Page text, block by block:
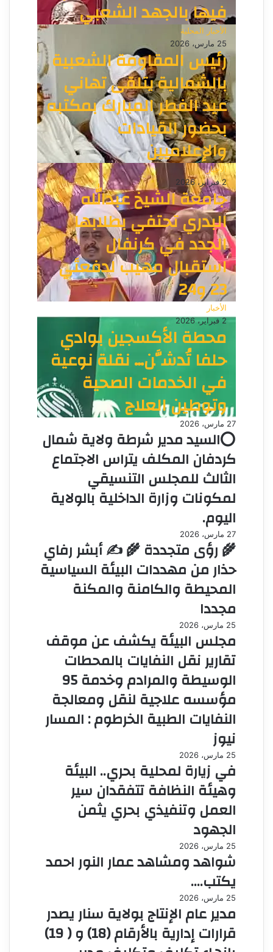
فيها بالجهد الشعبي
الأخبار المحلية
25 مارس، 2026
رئيس المقاومة الشعبية
بالشمالية يتلقى تهاني
عيد الفطر المبارك بمكتبه
بحضور القيادات
والإعلاميين
الأخبار
2 فبراير، 2026
جامعة الشيخ عبدالله
البدري تحتفي بطلابها
الجدد في كرنفال
استقبال مهيب لدفعتَي
23 و24
الأخبار
2 فبراير، 2026
محطة الأكسجين بوادي
حلفا تُدشَّن… نقلة نوعية
في الخدمات الصحية
وتوطين العلاج
27 مارس، 2026
⭕السيد مدير شرطة ولاية شمال
كردفان المكلف يتراس الاجتماع
الثالث للمجلس التنسيقي
لمكونات وزارة الداخلية بالولاية
اليوم.
27 مارس، 2026
🌾 رؤى متجددة 🌾 ✍️ أبشر رفاي
حذار من مهددات البيئة السياسية
المحيطة والكامنة والمكنة
مجددا
25 مارس، 2026
مجلس البيئة يكشف عن موقف
تقارير نقل النفايات بالمحطات
الوسيطة والمرادم وخدمة 95
مؤسسه علاجية لنقل ومعالجة
النفايات الطبية الخرطوم : المسار
نيوز
25 مارس، 2026
في زيارة لمحلية بحري.. البيئة
وهيئة النظافة تتفقدان سير
العمل وتنفيذي بحري يثمن
الجهود
25 مارس، 2026
شواهد ومشاهد عمار النور احمد
يكتب….
25 مارس، 2026
مدير عام الإنتاج بولاية سنار يصدر
قرارات إدارية بالأرقام (18) و ( 19)